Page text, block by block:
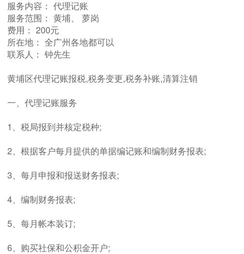
服务内容： 代理记账
服务范围： 黄埔、 萝岗
费用： 200元
所在地： 全广州各地都可以
联系人： 钟先生
黄埔区代理记账报税,税务变更,税务补账,清算注销
一、代理记账服务
1、税局报到并核定税种;
2、根据客户每月提供的单据编记账和编制财务报表;
3、每月申报和报送财务报表;
4、编制财务报表;
5、每月帐本装订;
6、购买社保和公积金开户;